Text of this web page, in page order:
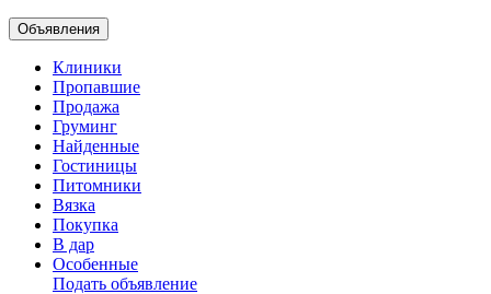
Объявления
Клиники
Пропавшие
Продажа
Груминг
Найденные
Гостиницы
Питомники
Вязка
Покупка
В дар
Особенные
Подать объявление